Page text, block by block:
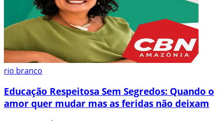
rio branco
Educação Respeitosa Sem Segredos: Quando o
amor quer mudar mas as feridas não deixam